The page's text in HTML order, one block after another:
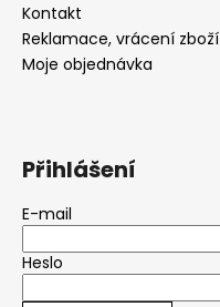
Kontakt
Reklamace, vrácení zboží
Moje objednávka
Přihlášení
E-mail
Heslo